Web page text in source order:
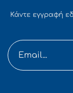
Κάντε εγγραφή